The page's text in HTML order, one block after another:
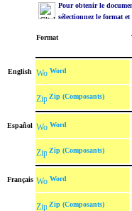
Pour obtenir le
sélectionnez le format
Format
English Word
Zip (Composants)
Español Word
Zip (Composants)
Français Word
Zip (Composants)